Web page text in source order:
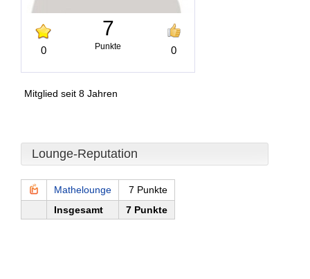
0
7
Punkte 0
Mitglied seit 8 Jahren
Lounge-Reputation
Mathelounge
7 Punkte
Insgesamt
7 Punkte